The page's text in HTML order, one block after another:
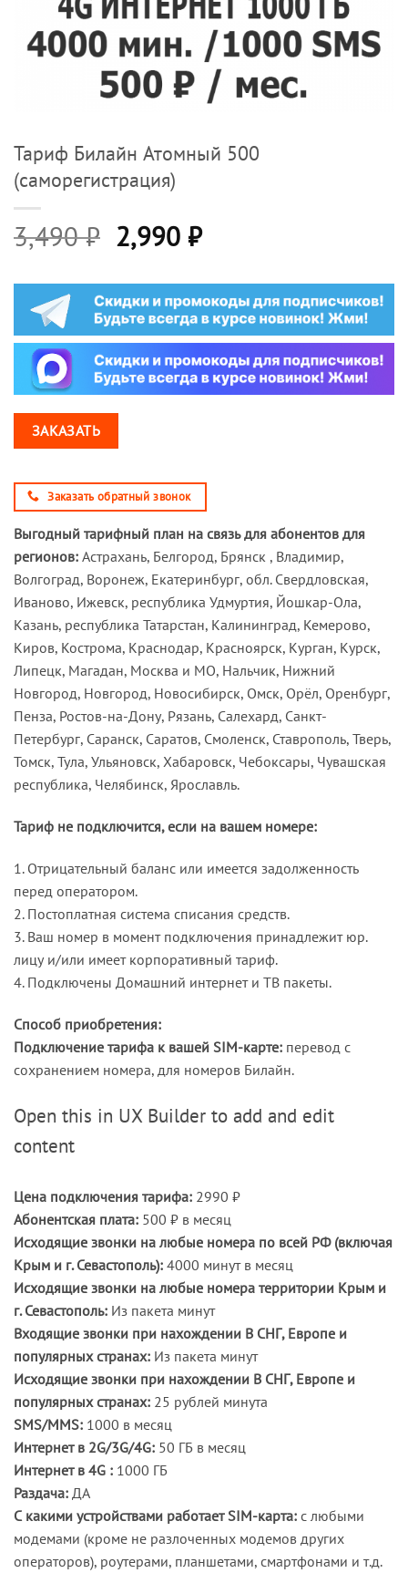
Тариф Билайн Атомный 500
(саморегистрация)
3,490₽ Первоначальная
цена
составляла
3,490 ₽.
2,990 ₽Текущая
2,990 ₽.
ЗАКАЗАТЬ
Заказать обратный звонок
Выгодный тарифный план на связь для абонентов для
регионов: Астрахань, Белгород, Брянск , Владимир,
Волгоград, Воронеж, Екатеринбург, обл. Свердловская,
Иваново, Ижевск, республика Удмуртия, Йошкар-Ола,
Казань, республика Татарстан, Калининград, Кемерово,
Киров, Кострома, Краснодар, Красноярск, Курган, Курск,
Липецк, Магадан, Москва и МО, Нальчик, Нижний
Новгород, Новгород, Новосибирск, Омск, Орёл, Оренбург,
Пенза, Ростов-на-Дону, Рязань, Салехард, Санкт-
Петербург, Саранск, Саратов, Смоленск, Ставрополь, Тверь,
Томск, Тула, Ульяновск, Хабаровск, Чебоксары, Чувашская
республика, Челябинск, Ярославль.
Тариф не подключится, если на вашем номере:
1. Отрицательный баланс или имеется задолженность
перед оператором.
2. Постоплатная система списания средств.
3. Ваш номер в момент подключения принадлежит юр.
лицу и/или имеет корпоративный тариф.
4. Подключены Домашний интернет и ТВ пакеты.
Способ приобретения:
Подключение тарифа к вашей SIM-карте: перевод с
сохранением номера, для номеров Билайн.
Open this in UX Builder to add and edit
content
Цена подключения тарифа: 2990 ₽
Абонентская плата: 500 ₽ в месяц
Исходящие звонки на любые номера по всей РФ (включая
Крым и г. Севастополь): 4000 минут в месяц
Исходящие звонки на любые номера территории Крым и
г. Севастополь: Из пакета минут
Входящие звонки при нахождении В СНГ, Европе и
популярных странах: Из пакета минут
Исходящие звонки при нахождении В СНГ, Европе и
популярных странах: 25 рублей минута
SMS/MMS: 1000 в месяц
Интернет в 2G/3G/4G: 50 ГБ в месяц
Интернет в 4G : 1000 ГБ
Раздача: ДА
С какими устройствами работает SIM-карта: с любыми
модемами (кроме не разлоченных модемов других
операторов), роутерами, планшетами, смартфонами и т.д.